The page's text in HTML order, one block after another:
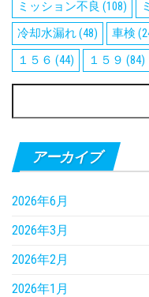
ミッション不良 (108)
冷却水漏れ(48) 車検
１５６ (44) １５９ (84)
索:
アーカイブ
2026年6月
2026年3月
2026年2月
2026年1月